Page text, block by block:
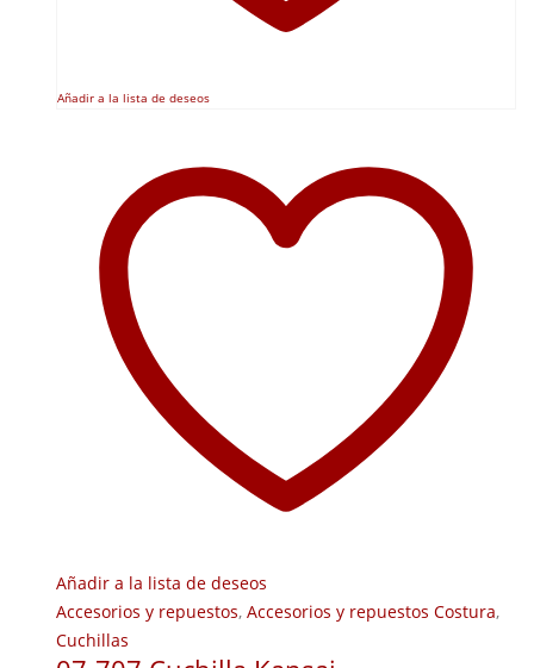
Añadir a la lista de deseos
Añadir a la lista de deseos
Accesorios y repuestos, Accesorios y repuestos Costura,
Cuchillas